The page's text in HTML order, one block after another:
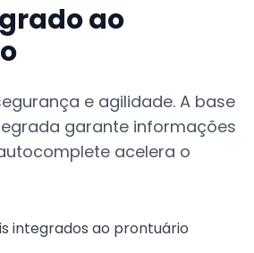
ao
e agilidade. A base
garante informações
acelera o
integrados ao prontuário